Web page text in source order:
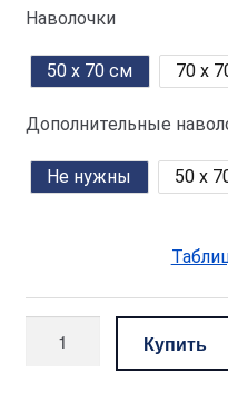
Наволочки
50 x 70 см 70 x
Дополнительные
Не нужны 50 x
Купить